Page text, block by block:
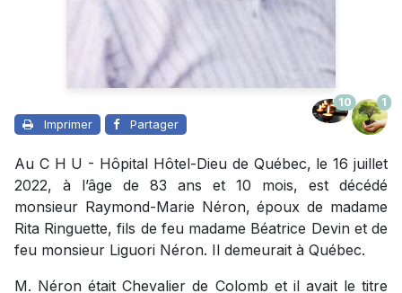
Imprimer Partager
10 1
Au C H U - Hôpital Hôtel-Dieu de Québec, le 16 juillet
2022, à l’âge de 83 ans et 10 mois, est décédé
monsieur Raymond-Marie Néron, époux de madame
Rita Ringuette, fils de feu madame Béatrice Devin et de
feu monsieur Liguori Néron. Il demeurait à Québec.
M. Néron était Chevalier de Colomb et il avait le titre